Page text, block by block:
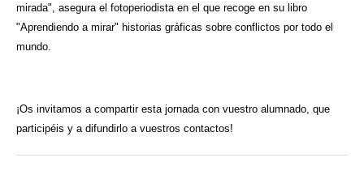
mirada", asegura el fotoperiodista en el que recoge en su libro
"Aprendiendo a mirar" historias gráficas sobre conflictos por todo el
mundo.
¡Os invitamos a compartir esta jornada con vuestro alumnado, que
participéis y a difundirlo a vuestros contactos!